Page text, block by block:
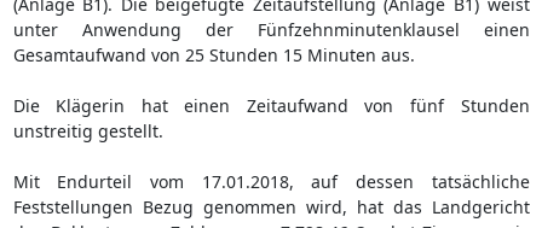
unter Anwendung der Fünfzehnminutenklausel einen
Gesamtaufwand von 25 Stunden 15 Minuten aus.
Die Klägerin hat einen Zeitaufwand von fünf Stunden
unstreitig gestellt.
Mit Endurteil vom 17.01.2018, auf dessen tatsächliche
Feststellungen Bezug genommen wird, hat das Landgericht